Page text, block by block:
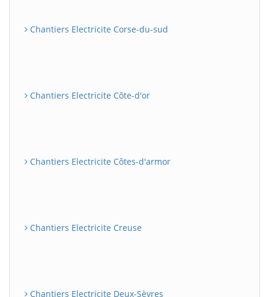
Chantiers Electricite Corse-du-sud
Chantiers Electricite Côte-d'or
Chantiers Electricite Côtes-d'armor
Chantiers Electricite Creuse
Chantiers Electricite Deux-Sèvres